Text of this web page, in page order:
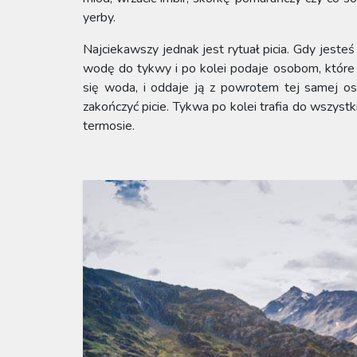
yerby.
Najciekawszy jednak jest rytuał picia. Gdy
wodę do tykwy i po kolei podaje osobom, które
się woda, i oddaje ją z powrotem tej samej
zakończyć picie. Tykwa po kolei trafia do
termosie.